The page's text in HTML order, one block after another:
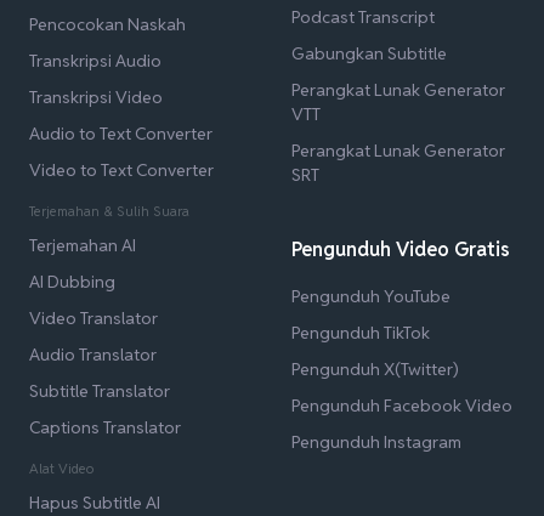
Pencocokan Naskah
Transkripsi Audio
Transkripsi Video
Audio to Text Converter
Video to Text Converter
Terjemahan & Sulih Suara
Terjemahan AI
AI Dubbing
Video Translator
Audio Translator
Subtitle Translator
Captions Translator
Alat Video
Hapus Subtitle AI
Podcast Transcript
Gabungkan Subtitle
Perangkat Lunak Generator
VTT
Perangkat Lunak Generator
SRT
Pengunduh Video Gratis
Pengunduh YouTube
Pengunduh TikTok
Pengunduh X(Twitter)
Pengunduh Facebook Video
Pengunduh Instagram